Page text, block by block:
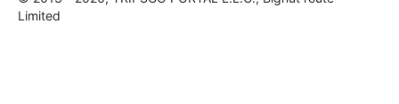
Limited